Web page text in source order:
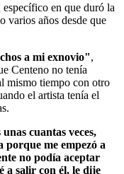
en que duró la
varios años desde que
a mi exnovio",
Centeno no tenía
mismo tiempo con otro
el artista tenía el
unas cuantas veces,
porque me empezó a
no podía aceptar
a salir con él, le dije